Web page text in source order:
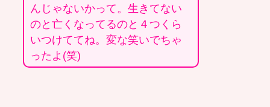
んじゃないかって。生きてない
のと亡くなってるのと４つくら
いつけててね。変な笑いでちゃ
ったよ(笑)